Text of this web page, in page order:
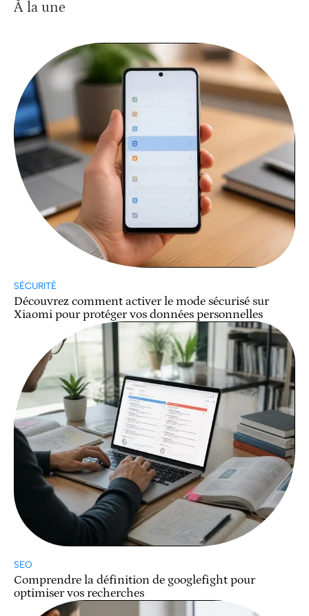
À la une
SÉCURITÉ
Découvrez comment activer le mode sécurisé sur
Xiaomi pour protéger vos données personnelles
SEO
Comprendre la définition de googlefight pour
optimiser vos recherches